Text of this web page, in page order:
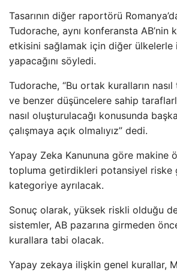
Tasarının diğer raportörü
Tudorache, aynı konferansta AB’nin
etkisini sağlamak için diğer ülkelerle
yapacağını söyledi.
Tudorache, “Bu ortak kuralların
ve benzer düşüncelere sahip
nasıl oluşturulacağı konusunda
çalışmaya açık olmalıyız” dedi.
Yapay Zeka Kanununa göre makine
topluma getirdikleri potansiyel riske
kategoriye ayrılacak.
Sonuç olarak, yüksek riskli olduğu
sistemler, AB pazarına girmeden
kurallara tabi olacak.
Yapay zekaya ilişkin genel kurallar,